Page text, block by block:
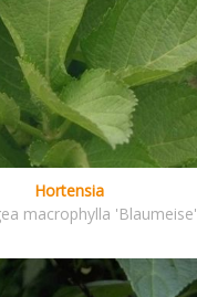
Hortensia
macrophylla 'Blaumeise'